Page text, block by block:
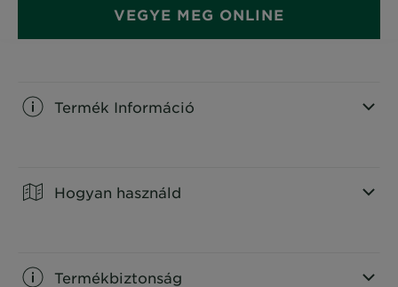
VEGYE MEG ONLINE
Termék Információ
Hogyan használd
Termékbiztonság